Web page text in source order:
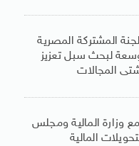
المشتركة المصرية
لبحث سبل تعزيز
شتى المجالات
وزارة المالية ومجلس
المالية